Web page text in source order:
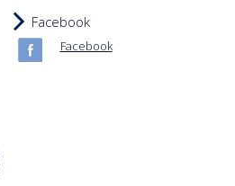
Facebook
Facebook